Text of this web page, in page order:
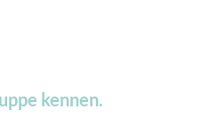
kennen.